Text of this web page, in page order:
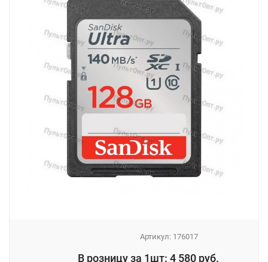
Артикул: 176017
В розницу за 1шт: 4 580 руб.